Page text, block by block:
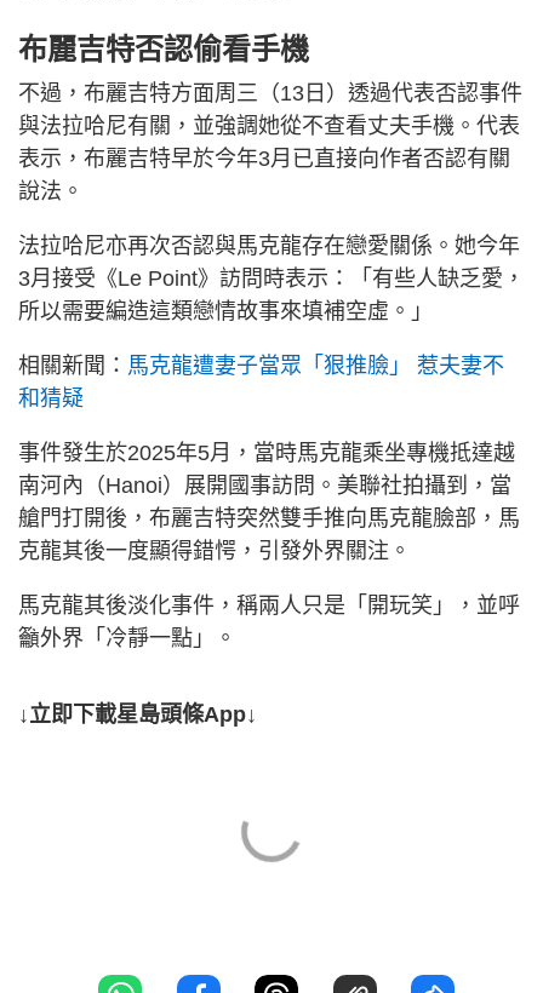
布麗吉特否認偷看手機
不過，布麗吉特方面周三（13日）透過代表否認事件
與法拉哈尼有關，並強調她從不查看丈夫手機。代表
表示，布麗吉特早於今年3月已直接向作者否認有關
說法。
法拉哈尼亦再次否認與馬克龍存在戀愛關係。她今年
3月接受《Le Point》訪問時表示：「有些人缺乏愛，
所以需要編造這類戀情故事來填補空虛。」
相關新聞： 馬克龍遭妻子當眾「狠推臉」 惹夫妻不
和猜疑
事件發生於2025年5月，當時馬克龍乘坐專機抵達越
南河內（Hanoi）展開國事訪問。美聯社拍攝到，當
艙門打開後，布麗吉特突然雙手推向馬克龍臉部，馬
克龍其後一度顯得錯愕，引發外界關注。
馬克龍其後淡化事件，稱兩人只是「開玩笑」，並呼
籲外界「冷靜一點」。
↓立即下載星島頭條App↓